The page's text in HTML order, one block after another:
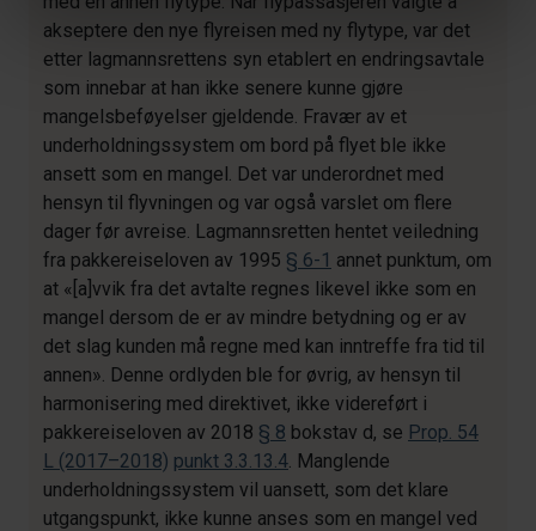
akseptere den nye flyreisen med ny flytype, var det
etter lagmannsrettens syn etablert en endringsavtale
som innebar at han ikke senere kunne gjøre
mangelsbeføyelser gjeldende. Fravær av et
underholdningssystem om bord på flyet ble ikke
ansett som en mangel. Det var underordnet med
hensyn til flyvningen og var også varslet om flere
dager før avreise. Lagmannsretten hentet veiledning
fra pakkereiseloven av 1995 § 6-1 annet punktum, om
at «[a]vvik fra det avtalte regnes likevel ikke som en
mangel dersom de er av mindre betydning og er av
det slag kunden må regne med kan inntreffe fra tid til
annen». Denne ordlyden ble for øvrig, av hensyn til
harmonisering med direktivet, ikke videreført i
pakkereiseloven av 2018 § 8 bokstav d, se Prop. 54
L (2017–2018) punkt 3.3.13.4. Manglende
underholdningssystem vil uansett, som det klare
utgangspunkt, ikke kunne anses som en mangel ved